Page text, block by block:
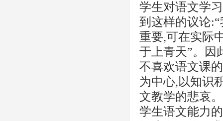
学生对语文学
到这样的议论
重要,可在实际
于上青天”。因
不喜欢语文课
为中心,以知识
文教学的悲哀
学生语文能力